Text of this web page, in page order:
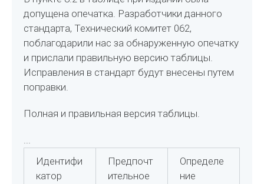
допущена опечатка. Разработчики данного
стандарта, Технический комитет 062,
поблагодарили нас за обнаруженную опечатку
и прислали правильную версию таблицы.
Исправления в стандарт будут внесены путем
поправки.
Полная и правильная версия таблицы.
...
Идентифи
катор
Предпочт
ительное
Определе
ние